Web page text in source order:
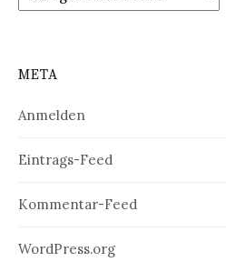
META
Anmelden
Eintrags-Feed
Kommentar-Feed
WordPress.org